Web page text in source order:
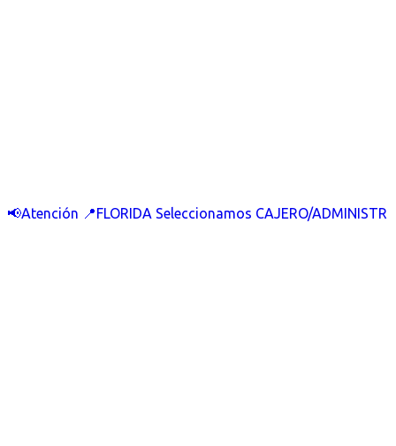
📢Atención 📍FLORIDA Seleccionamos CAJERO/ADMINISTR